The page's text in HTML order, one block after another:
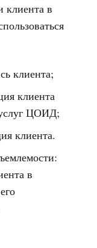
клиента в
клиента;
клиента
ЦОИД;
клиента.
в